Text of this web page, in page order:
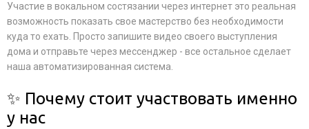
Участие в вокальном состязании через интернет это реальная
возможность показать свое мастерство без необходимости
куда то ехать. Просто запишите видео своего выступления
дома и отправьте через мессенджер - все остальное сделает
наша автоматизированная система.
✨ Почему стоит участвовать именно
у нас